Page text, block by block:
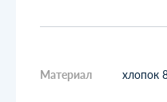
Материал
хлопок